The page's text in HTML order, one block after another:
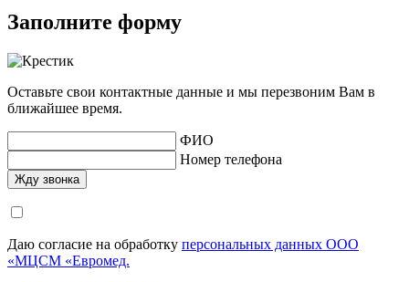
Заполните форму
Оставьте свои контактные данные и мы перезвоним Вам в
ближайшее время.
ФИО
Номер телефона
Даю согласие на обработку персональных данных ООО
«МЦСМ «Евромед.